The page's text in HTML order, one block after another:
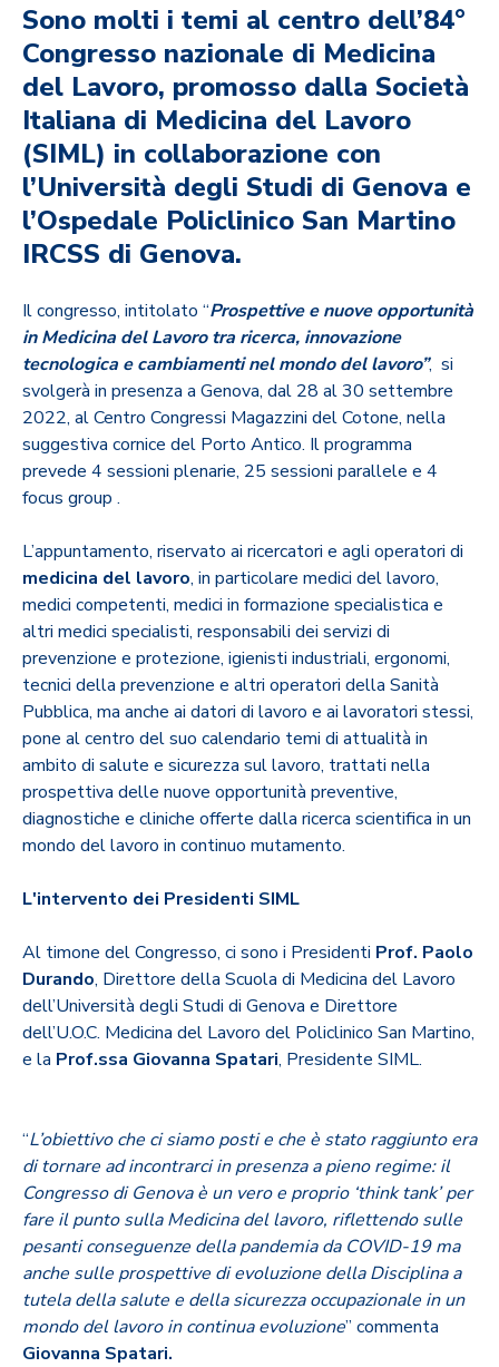
Sono molti i temi al centro dell’84°
Congresso nazionale di Medicina
del Lavoro, promosso dalla Società
Italiana di Medicina del Lavoro
(SIML) in collaborazione con
l’Università degli Studi di Genova e
l’Ospedale Policlinico San Martino
IRCSS di Genova.
Il congresso, intitolato “Prospettive e nuove opportunità
in Medicina del Lavoro tra ricerca, innovazione
tecnologica e cambiamenti nel mondo del lavoro”, si
svolgerà in presenza a Genova, dal 28 al 30 settembre
2022, al Centro Congressi Magazzini del Cotone, nella
suggestiva cornice del Porto Antico. Il programma
prevede 4 sessioni plenarie, 25 sessioni parallele e 4
focus group .
L’appuntamento, riservato ai ricercatori e agli operatori di
medicina del lavoro, in particolare medici del lavoro,
medici competenti, medici in formazione specialistica e
altri medici specialisti, responsabili dei servizi di
prevenzione e protezione, igienisti industriali, ergonomi,
tecnici della prevenzione e altri operatori della Sanità
Pubblica, ma anche ai datori di lavoro e ai lavoratori stessi,
pone al centro del suo calendario temi di attualità in
ambito di salute e sicurezza sul lavoro, trattati nella
prospettiva delle nuove opportunità preventive,
diagnostiche e cliniche offerte dalla ricerca scientifica in un
mondo del lavoro in continuo mutamento.
L'intervento dei Presidenti SIML
Al timone del Congresso, ci sono i Presidenti Prof. Paolo
Durando, Direttore della Scuola di Medicina del Lavoro
dell’Università degli Studi di Genova e Direttore
dell’U.O.C. Medicina del Lavoro del Policlinico San Martino,
e la Prof.ssa Giovanna Spatari, Presidente SIML.
“L’obiettivo che ci siamo posti e che è stato raggiunto era
di tornare ad incontrarci in presenza a pieno regime: il
Congresso di Genova è un vero e proprio ‘think tank’ per
fare il punto sulla Medicina del lavoro, riflettendo sulle
pesanti conseguenze della pandemia da COVID-19 ma
anche sulle prospettive di evoluzione della Disciplina a
tutela della salute e della sicurezza occupazionale in un
mondo del lavoro in continua evoluzione” commenta
Giovanna Spatari.